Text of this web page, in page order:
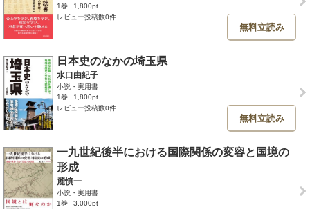
1巻
1,800pt
レビュー投稿数0件
無料立読み
日本史のなかの埼玉県
水口由紀子
小説・実用書
1巻
1,800pt
レビュー投稿数0件
無料立読み
一九世紀後半における国際関係の変容と国境の
形成
麓慎一
小説・実用書
1巻
3,000pt